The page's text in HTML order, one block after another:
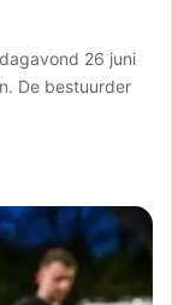
26 juni
De bestuurder